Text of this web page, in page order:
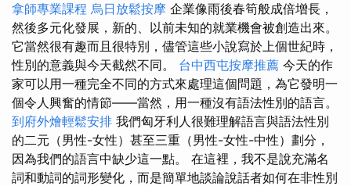
拿師專業課程 烏日放鬆按摩 企業像雨後春筍般成倍增長，
然後多元化發展，新的、以前未知的就業機會被創造出來。
它當然很有趣而且很特別，儘管這些小說寫於上個世紀時，
性別的意義與今天截然不同。 台中西屯按摩推薦 今天的作
家可以用一種完全不同的方式來處理這個問題，為它發明一
個令人興奮的情節——當然，用一種沒有語法性別的語言。
到府外燴輕鬆安排 我們匈牙利人很難理解語言與語法性別
的二元（男性-女性）甚至三重（男性-女性-中性）劃分，
因為我們的語言中缺少這一點。 在這裡，我不是說充滿名
詞和動詞的詞形變化，而是簡單地談論說話者如何在非性別